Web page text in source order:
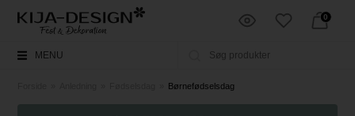
0
MENU
Børnefødselsdag